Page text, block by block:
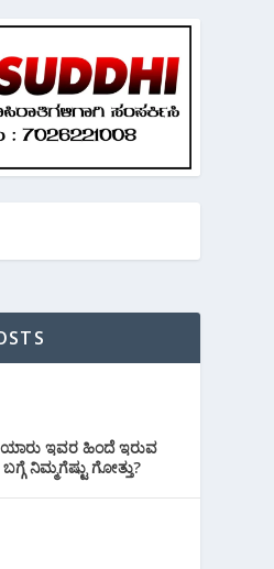
ಇವರ ಹಿಂದೆ ಇರುವ
ನಿಮ್ಮಗೆಷ್ಟು ಗೋತ್ತು?